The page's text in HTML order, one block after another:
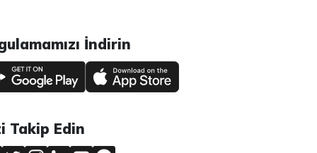
İndirin
Takip Edin